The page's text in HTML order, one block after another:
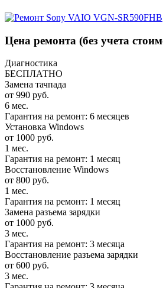
Цена ремонта (без учета
Диагностика
БЕСПЛАТНО
Замена тачпада
от 990 руб.
6 мес.
Гарантия на ремонт: 6 месяцев
Установка Windows
от 1000 руб.
1 мес.
Гарантия на ремонт: 1 месяц
Восстановление Windows
от 800 руб.
1 мес.
Гарантия на ремонт: 1 месяц
Замена разъема зарядки
от 1000 руб.
3 мес.
Гарантия на ремонт: 3 месяца
Восстановление разъема зарядки
от 600 руб.
3 мес.